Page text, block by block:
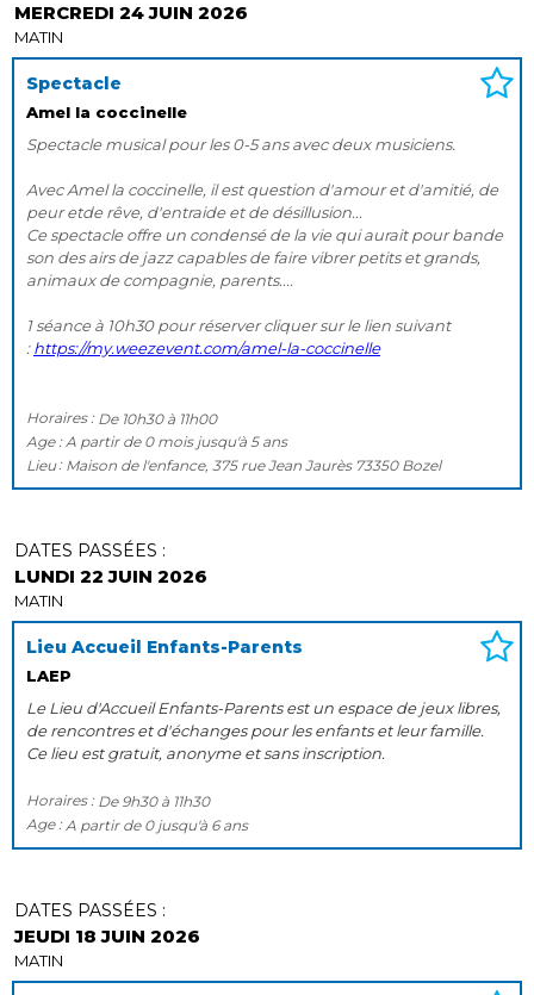
Spectacle
Amel la coccinelle
MERCREDI 24 JUIN 2026
MATIN
Spectacle musical pour les 0-5 ans avec deux musiciens.
Avec Amel la coccinelle, il est question d'amour et d'amitié, de
peur etde rêve, d'entraide et de désillusion...
Ce spectacle offre un condensé de la vie qui aurait pour bande
son des airs de jazz capables de faire vibrer petits et grands,
animaux de compagnie, parents....
1 séance à 10h30 pour réserver cliquer sur le lien suivant
:https://my.weezevent.com/amel-la-coccinelle
Horaires : De 10h30 à 11h00
Age : A partir de 0 mois jusqu'à 5 ans
Lieu Maison de l'enfance, 375 rue Jean Jaurès 73350 Bozel
Lieu Accueil Enfants-Parents
LAEP
DATES PASSÉES :
LUNDI 22 JUIN 2026
MATIN
Le Lieu d'Accueil Enfants-Parents est un espace de jeux libres,
de rencontres et d'échanges pour les enfants et leur famille.
Ce lieu est gratuit, anonyme et sans inscription.
Horaires : De 9h30 à 11h30
Age : A partir de 0 jusqu'à 6 ans
DATES PASSÉES :
JEUDI 18 JUIN 2026
MATIN